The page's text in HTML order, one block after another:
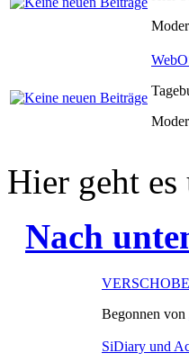
Hier geht
Nach
Begonnen von
SiDiary und